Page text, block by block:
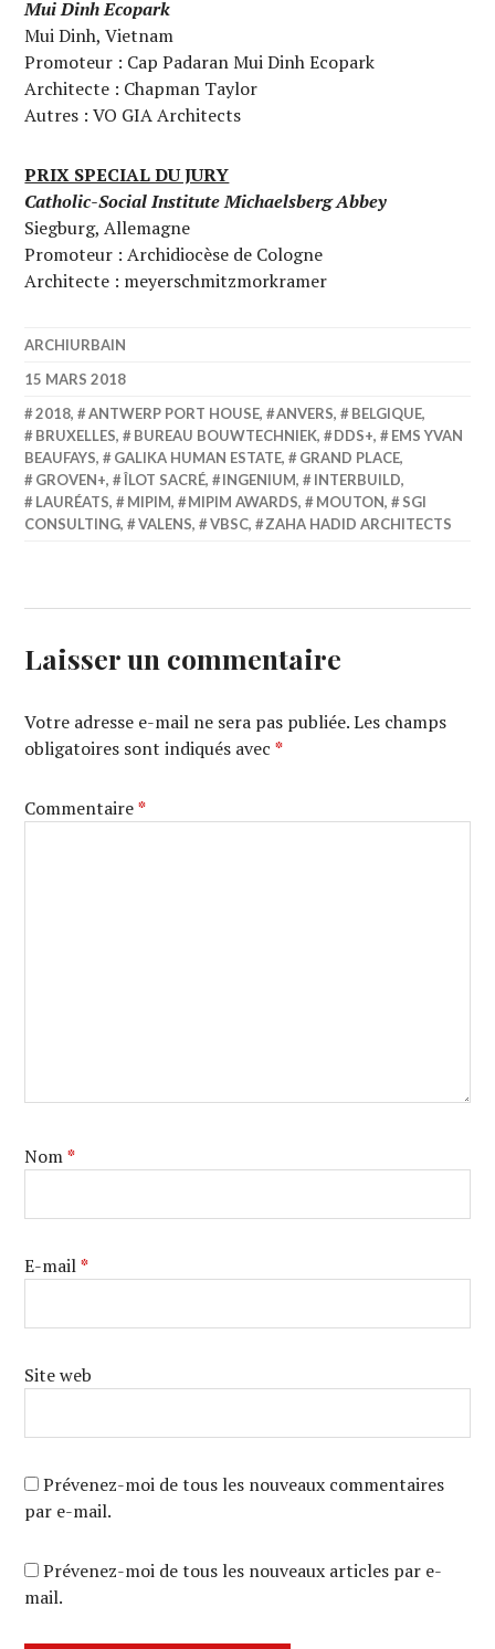
Mui Dinh Ecopark
Mui Dinh, Vietnam
Promoteur : Cap Padaran Mui Dinh Ecopark
Architecte : Chapman Taylor
Autres : VO GIA Architects
PRIX SPECIAL DU JURY
Catholic-Social Institute Michaelsberg Abbey
Siegburg, Allemagne
Promoteur : Archidiocèse de Cologne
Architecte : meyerschmitzmorkramer
ARCHIURBAIN
15 MARS 2018
2018, ANTWERP PORT HOUSE, ANVERS, BELGIQUE,
BRUXELLES, BUREAU BOUWTECHNIEK, DDS+,
EMS YVAN
BEAUFAYS, GALIKA HUMAN ESTATE, GRAND PLACE,
GROVEN+, ÎLOT SACRÉ, INGENIUM, INTERBUILD,
LAURÉATS, MIPIM, MIPIM AWARDS, MOUTON,
SGI
CONSULTING, VALENS, VBSC, ZAHA HADID ARCHITECTS
Laisser un commentaire
Votre adresse e-mail ne sera pas publiée. Les champs
obligatoires sont indiqués avec*
Commentaire*
Nom*
E-mail*
Site web
Prévenez-moi de tous les nouveaux commentaires
par e-mail.
Prévenez-moi de tous les nouveaux articles par e-
mail.